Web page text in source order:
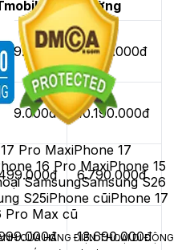
trường
8.090.000đ
10.190.000đ
6.790.000đ
13.690.000đ
Pro MaxiPhone 17
16 Pro MaxiPhone 15
SamsungSamsung S26
S25iPhone cũiPhone 17
Pro Max cũ
CỬA HÀNG ĐIỆN THOẠI DI ĐỘNG